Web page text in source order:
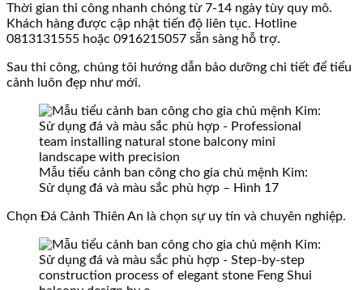
Thời gian thi công nhanh chóng từ 7-14 ngày tùy quy mô.
Khách hàng được cập nhật tiến độ liên tục. Hotline
0813131555 hoặc 0916215057 sẵn sàng hỗ trợ.
Sau thi công, chúng tôi hướng dẫn bảo dưỡng chi tiết để tiểu
cảnh luôn đẹp như mới.
Mẫu tiểu cảnh ban công cho gia chủ mệnh Kim:
Sử dụng đá và màu sắc phù hợp – Hình 17
Chọn Đá Cảnh Thiên An là chọn sự uy tín và chuyên nghiệp.